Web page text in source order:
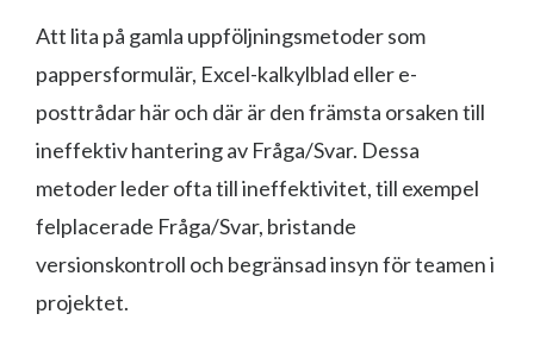
Att lita på gamla uppföljningsmetoder som
pappersformulär, Excel-kalkylblad eller e-
posttrådar här och där är den främsta orsaken till
ineffektiv hantering av Fråga/Svar. Dessa
metoder leder ofta till ineffektivitet, till exempel
felplacerade Fråga/Svar, bristande
versionskontroll och begränsad insyn för teamen i
projektet.